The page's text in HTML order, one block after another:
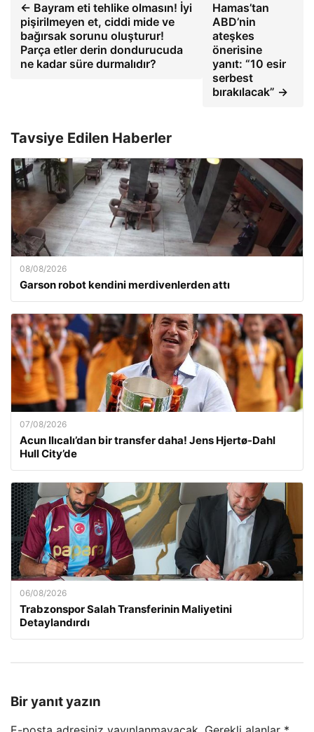
← Bayram eti tehlike olmasın! İyi
pişirilmeyen et, ciddi mide ve
bağırsak sorunu oluşturur!
Parça etler derin dondurucuda
ne kadar süre durmalıdır?
Hamas’tan
ABD’nin
ateşkes
önerisine
yanıt: “10 esir
serbest
bırakılacak” →
Tavsiye Edilen Haberler
08/08/2026
Garson robot kendini merdivenlerden attı
07/08/2026
Acun Ilıcalı’dan bir transfer daha! Jens Hjertø-Dahl
Hull City’de
06/08/2026
Trabzonspor Salah Transferinin Maliyetini
Detaylandırdı
Bir yanıt yazın